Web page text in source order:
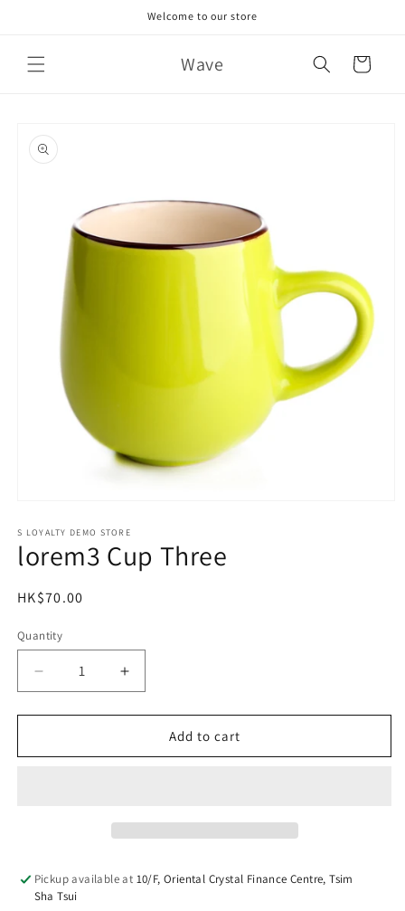
Welcome to our store
Wave Cart
product
information
1
in
modal
S LOYALTY DEMO STORE
lorem3 Cup Three
Regular
HK$70.00
Quantity
Decrease
quantity
for
Cup
Increase
quantity
for
lorem3
Cup
Add to cart
Pickup available at 10/F, Oriental Crystal Finance Centre, Tsim
Sha Tsui